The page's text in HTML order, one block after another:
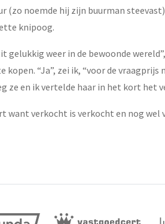
(zo noemde hij zijn buurman
knipoog.
gelukkig weer in de bewoonde
“Ja”, zei ik, “voor de
ze en ik vertelde haar in het kort het
verkocht is verkocht en nog wel